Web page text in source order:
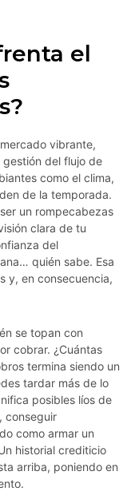
el
vibrante,
del flujo de
como el clima,
de la temporada.
un rompecabezas
clara de tu
del
quién sabe. Esa
y, en consecuencia,
se topan con
cobrar. ¿Cuántas
termina siendo un
tardar más de lo
posibles líos de
conseguir
como armar un
historial crediticio
arriba, poniendo en